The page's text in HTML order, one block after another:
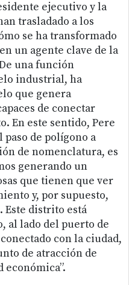
ejecutivo y la
trasladado a los
se ha transformado
un agente clave de la
una función
industrial, ha
que genera
de conectar
En este sentido, Pere
paso de polígono a
de nomenclatura, es
generando un
que tienen que ver
y, por supuesto,
distrito está
al lado del puerto de
con la ciudad,
de atracción de